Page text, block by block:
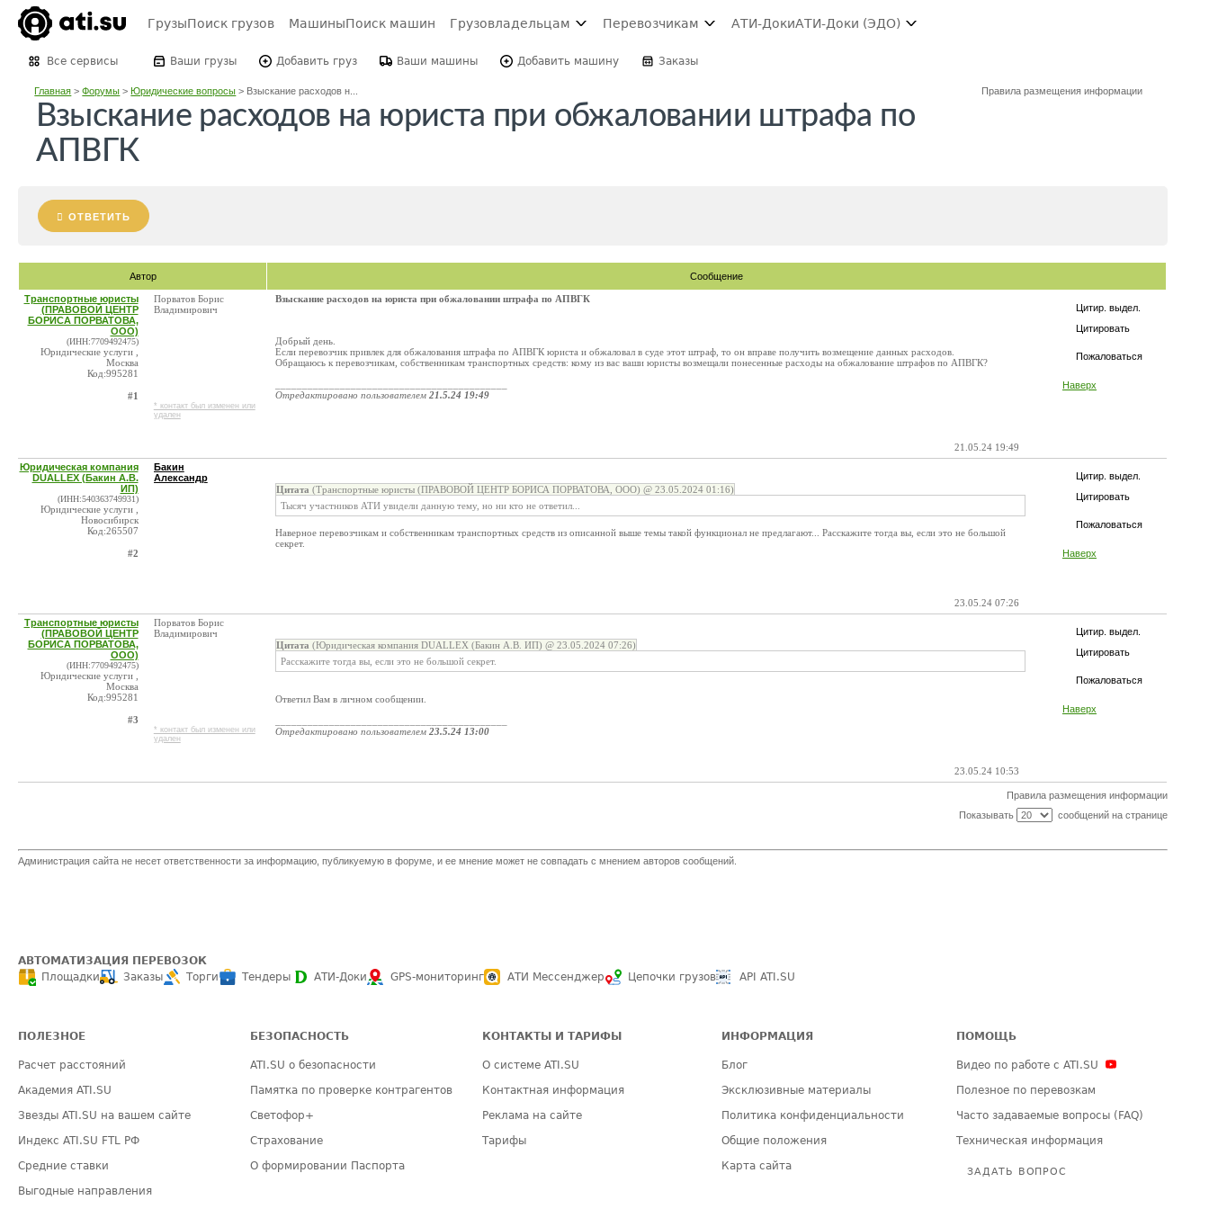
ГрузыПоиск грузов МашиныПоиск машин Грузовладельцам Перевозчикам АТИ-ДокиАТИ-Доки (ЭДО)
Все сервисы Ваши грузы Добавить груз Ваши машины Добавить машину Заказы
Главная >Форумы >Юридические вопросы > Взыскание расходов н... Правила размещения информации
Взыскание расходов на юриста при обжаловании штрафа по
АПВГК
ОТВЕТИТЬ
Автор Сообщение
Цитир. выдел.
Цитировать
Пожаловаться
Наверх
Транспортные юристы
(ПРАВОВОЙ ЦЕНТР
БОРИСА ПОРВАТОВА,
ООО)
(ИНН:7709492475)
Юридические услуги ,
Москва
Код:995281
#1
Порватов Борис
Владимирович
* контакт был изменен или
удален
Взыскание расходов на юриста при обжаловании штрафа по АПВГК
Добрый день.
Если перевозчик привлек для обжалования штрафа по АПВГК юриста и обжаловал в суде этот штраф, то он вправе получить возмещение данных расходов.
Обращаюсь к перевозчикам, собственникам транспортных средств: кому из вас ваши юристы возмещали понесенные расходы на обжалование штрафов по АПВГК?
Отредактировано пользователем 21.5.24 19:49
21.05.24 19:49
Цитир. выдел.
Цитировать
Пожаловаться
Наверх
Юридическая компания
DUALLEX (Бакин А.В.
ИП)
(ИНН:540363749931)
Юридические услуги ,
Новосибирск
Код:265507
#2
Бакин
Александр
Цитата (Транспортные юристы (ПРАВОВОЙ ЦЕНТР БОРИСА ПОРВАТОВА, ООО) @ 23.05.2024 01:16)
Тысяч участников АТИ увидели данную тему, но ни кто не ответил...
Наверное перевозчикам и собственникам транспортных средств из описанной выше темы такой функционал не предлагают... Расскажите тогда вы, если это не большой
секрет.
23.05.24 07:26
Цитир. выдел.
Цитировать
Пожаловаться
Наверх
Транспортные юристы
(ПРАВОВОЙ ЦЕНТР
БОРИСА ПОРВАТОВА,
ООО)
(ИНН:7709492475)
Юридические услуги ,
Москва
Код:995281
#3
Порватов Борис
Владимирович
* контакт был изменен или
удален
Цитата (Юридическая компания DUALLEX (Бакин А.В. ИП) @ 23.05.2024 07:26)
Расскажите тогда вы, если это не большой секрет.
Ответил Вам в личном сообщении.
Отредактировано пользователем 23.5.24 13:00
23.05.24 10:53
Правила размещения информации
Показывать
сообщений на странице
Администрация сайта не несет ответственности за информацию, публикуемую в форуме, и ее мнение может не совпадать с мнением авторов сообщений.
АВТОМАТИЗАЦИЯ ПЕРЕВОЗОК
Площадки
Заказы Торги Тендеры АТИ-Доки GPS-мониторинг АТИ Мессенджер Цепочки грузов API ATI.SU
ПОЛЕЗНОЕ
Расчет расстояний
Академия ATI.SU
Звезды ATI.SU на вашем сайте
Индекс ATI.SU FTL РФ
Средние ставки
Выгодные направления
БЕЗОПАСНОСТЬ
ATI.SU о безопасности
Памятка по проверке контрагентов
Светофор+
Страхование
О формировании Паспорта
КОНТАКТЫ И ТАРИФЫ
О системе ATI.SU
Контактная информация
Реклама на сайте
Тарифы
ИНФОРМАЦИЯ
Блог
Эксклюзивные материалы
Политика конфиденциальности
Общие положения
Карта сайта
ПОМОЩЬ
Видео по работе с ATI.SU
Полезное по перевозкам
Часто задаваемые вопросы (FAQ)
Техническая информация
ЗАДАТЬ ВОПРОС